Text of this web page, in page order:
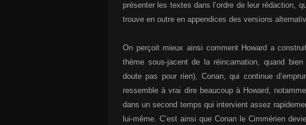
présenter les textes dans l’ordre de leur rédaction,
trouve en outre en appendices des versions
On perçoit mieux ainsi comment Howard a
thème sous-jacent de la réincarnation, quand
doute pas pour rien), Conan, qui continue
ressemble à vrai dire beaucoup à Howard,
dans un second temps qui intervient assez
lui-même. C’est ainsi que Conan le Cimmérien